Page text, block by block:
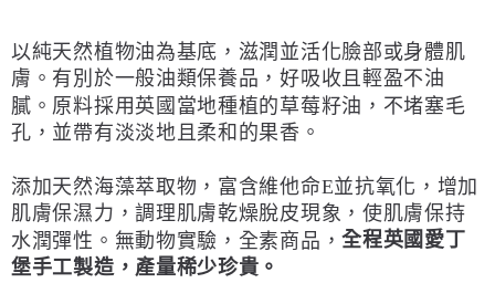
以純天然植物油為基底，滋潤並活化臉部或身體肌
膚。有別於一般油類保養品，好吸收且輕盈不油
膩。原料採用英國當地種植的草莓籽油，不堵塞毛
孔，並帶有淡淡地且柔和的果香。
添加天然海藻萃取物，富含維他命E並抗氧化，增加
肌膚保濕力，調理肌膚乾燥脫皮現象，使肌膚保持
水潤彈性。無動物實驗，全素商品，全程英國愛丁
堡手工製造，產量稀少珍貴。